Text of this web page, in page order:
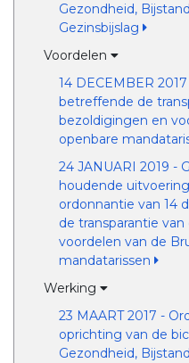
Gezondheid,
Gezinsbijslag
Voordelen
14 DECEMBER
betreffende de
bezoldigingen en
openbare
24 JANUARI 2019 -
houdende uitvoering
ordonnantie van 14
de transparantie
voordelen van de
mandatarissen
Werking
23 MAART 2017 -
oprichting van de
Gezondheid,